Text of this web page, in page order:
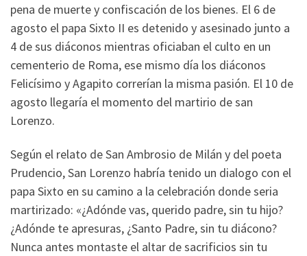
pena de muerte y confiscación de los bienes. El 6 de
agosto el papa Sixto II es detenido y asesinado junto a
4 de sus diáconos mientras oficiaban el culto en un
cementerio de Roma, ese mismo día los diáconos
Felicísimo y Agapito correrían la misma pasión. El 10 de
agosto llegaría el momento del martirio de san
Lorenzo.
Según el relato de San Ambrosio de Milán y del poeta
Prudencio, San Lorenzo habría tenido un dialogo con el
papa Sixto en su camino a la celebración donde seria
martirizado: «¿Adónde vas, querido padre, sin tu hijo?
¿Adónde te apresuras, ¿Santo Padre, sin tu diácono?
Nunca antes montaste el altar de sacrificios sin tu